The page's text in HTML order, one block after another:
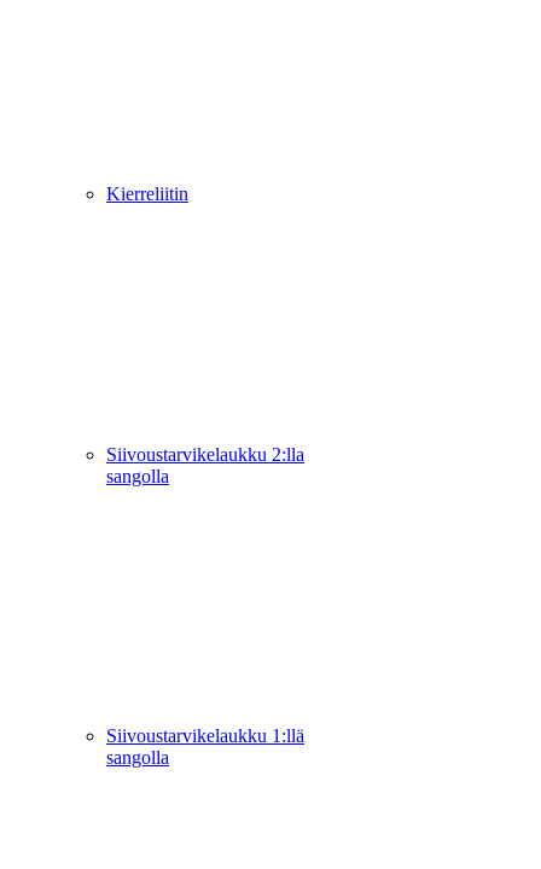
Kierreliitin
Siivoustarvikelaukku 2:lla
sangolla
Siivoustarvikelaukku 1:llä
sangolla